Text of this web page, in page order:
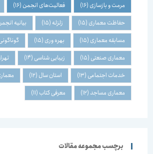
مرمت و بازسازی(16) فعالیت‌های انجمن(16)
حفاظت معماری(15) زلزله(15) بیانیه انجمن(15)
مسابقه معماری(15) بهره وری(15) گوناگونی
معماری صنعتی(15) زیبایی شناسی(14) تهران(14)
خدمات اجتماعی(13) استان سال(12) معماری
معماری مساجد(12) معرفی کتاب(11)
برچسب مجموعه مقالات